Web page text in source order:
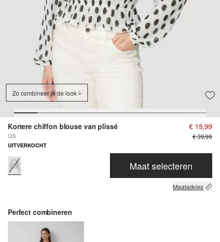
Zo combineer je de look
Kortere chiffon blouse van plissé
QS
€ 19,99
€ 39,99
UITVERKOCHT
Maat selecteren
Maatadvies
Perfect combineren